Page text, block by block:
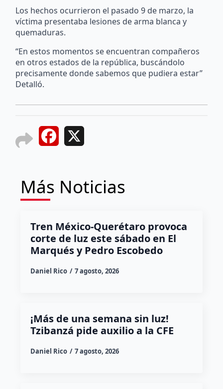
Los hechos ocurrieron el pasado 9 de marzo, la
víctima presentaba lesiones de arma blanca y
quemaduras.
“En estos momentos se encuentran compañeros
en otros estados de la república, buscándolo
precisamente donde sabemos que pudiera estar”
Detalló.
Facebook
Más Noticias
Tren México-Querétaro provoca
corte de luz este sábado en El
Marqués y Pedro Escobedo
Daniel Rico 7 agosto, 2026
¡Más de una semana sin luz!
Tzibanzá pide auxilio a la CFE
Daniel Rico 7 agosto, 2026